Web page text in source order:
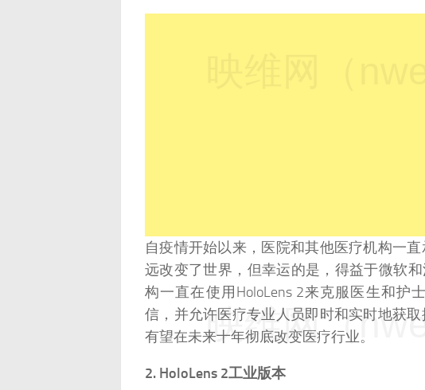
自疫情开始以来，医院和其他医疗机构一
远改变了世界，但幸运的是，得益于微软
构一直在使用HoloLens 2来克服医生和护
信，并允许医疗专业人员即时和实时地获
有望在未来十年彻底改变医疗行业。
2. HoloLens 2工业版本
映维网（